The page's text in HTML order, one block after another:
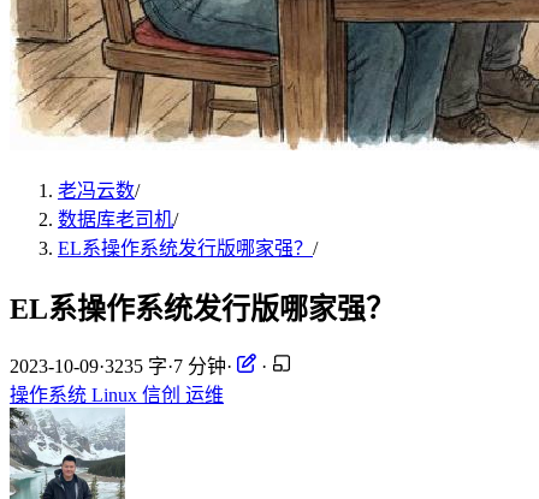
老冯云数/
数据库老司机/
EL系操作系统发行版哪家强？ /
EL系操作系统发行版哪家强？
2023-10-09·3235 字·7 分钟·
·
操作系统 Linux 信创 运维